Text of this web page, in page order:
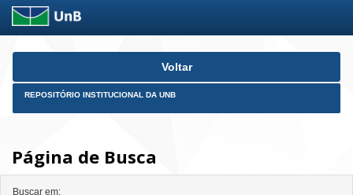
Skip
Voltar
REPOSITÓRIO INSTITUCIONAL DA UNB
Página de Busca
Buscar em: